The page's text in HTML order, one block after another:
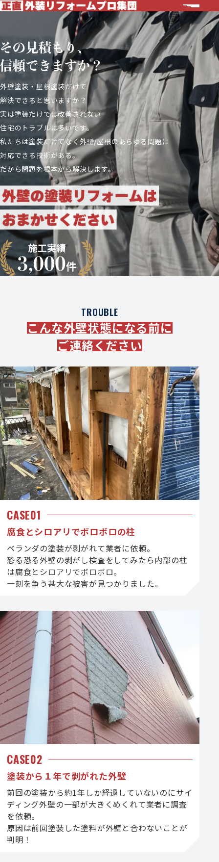
外壁塗装・屋根塗装だけで
解決できると思いますか？
実は塗装だけでは改善されない
住宅のトラブルは多いです。
私たちは塗装だけでなく外壁/屋根のあらゆる問題に
対応できる技術がある。
だから問題を根本から解決します。
TROUBLE
こんな外壁状態になる前に
ご連絡ください
CASE01
腐食とシロアリでボロボロの柱
ベランダの塗装が剥がれて業者に依頼。
恐る恐る外壁の剥がし検査をしてみたら内部の柱
は腐食とシロアリでボロボロ。
一刻を争う甚大な被害が見つかりました。
CASE02
塗装から１年で剥がれた外壁
前回の塗装から約1年しか経過していないのにサイ
ディング外壁の一部が大きくめくれて業者に調査
を依頼。
原因は前回塗装した塗料が外壁と合わないことが
判明！